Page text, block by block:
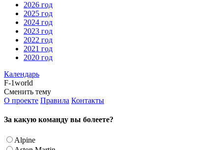
2026 год
2025 год
2024 год
2023 год
2022 год
2021 год
2020 год
Календарь
F-1world
Сменить тему
О проекте Правила Контакты
За какую команду вы болеете?
Alpine